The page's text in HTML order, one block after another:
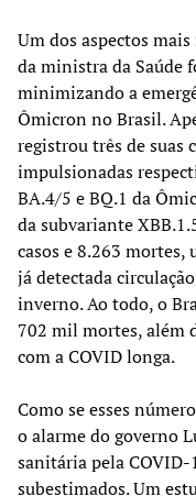
Um dos aspectos
da ministra da Saúde
minimizando a
Ômicron no Brasil.
registrou três de suas
impulsionadas
BA.4/5 e BQ.1 da
da subvariante
casos e 8.263 mortes,
já detectada
inverno. Ao todo, o
702 mil mortes, além
com a COVID longa.
Como se esses
o alarme do governo
sanitária pela
subestimados. Um